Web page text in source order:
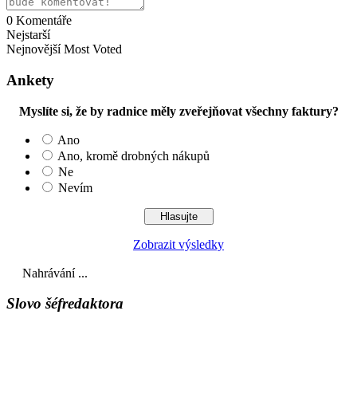
0 Komentáře
Nejstarší
Nejnovější Most Voted
Ankety
Myslíte si, že by radnice měly zveřejňovat všechny faktury?
Ano
Ano, kromě drobných nákupů
Ne
Nevím
Zobrazit výsledky
Nahrávání ...
Slovo šéfredaktora